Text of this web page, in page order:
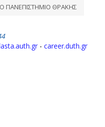
ΠΑΝΕΠΙΣΤΗΜΙΟ ΘΡΑΚΗΣ
- career.duth.gr